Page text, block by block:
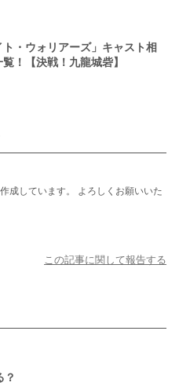
・ウォリアーズ」キャスト相
！【決戦！九龍城砦】
成しています。 よろしくお願いいた
この記事に関して報告する